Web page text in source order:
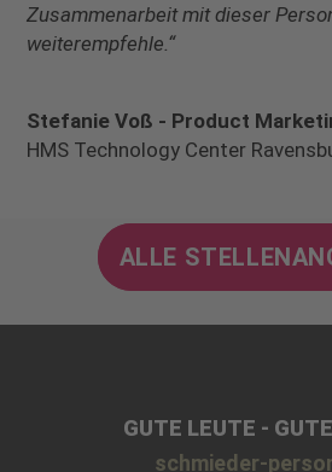
Zusammenarbeit mit dieser
weiterempfehle.“
Stefanie Voß - Product
HMS Technology Center
ALLE
GUTE LEUTE -
schmieder-